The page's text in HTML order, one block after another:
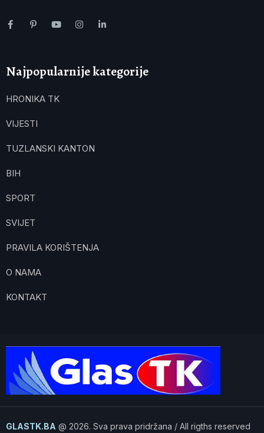
Najpopularnije kategorije
HRONIKA TK
VIJESTI
TUZLANSKI KANTON
BIH
SPORT
SVIJET
PRAVILA KORIŠTENJA
O NAMA
KONTAKT
GLASTK.BA @ 2026. Sva prava pridržana / All rigths reserved